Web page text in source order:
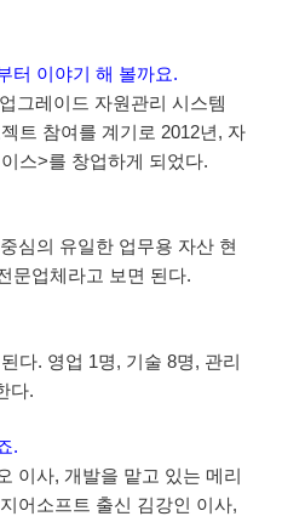
터 이야기 해 볼까요.
그레이드 자원관리 시스템
트 참여를 계기로 2012년, 자
스>를 창업하게 되었다.
심의 유일한 업무용 자산 현
문업체라고 보면 된다.
다. 영업 1명, 기술 8명, 관리
다.
.
이사, 개발을 맡고 있는 메리
어소프트 출신 김강인 이사,